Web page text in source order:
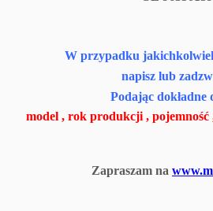
W przypadku
napisz lub
Podając dokładne
model , rok produkcji , pojemność
Zapraszam na